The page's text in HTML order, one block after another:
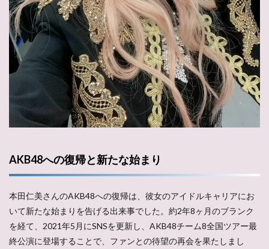
AKB48への復帰と新たな始まり
本田仁美さんのAKB48への復帰は、彼女のアイドルキャリアにお
いて新たな始まりを告げる出来事でした。約2年8ヶ月のブランク
を経て、2021年5月にSNSを更新し、AKB48チーム8全国ツアー最
終公演に登場することで、ファンとの待望の再会を果たしまし